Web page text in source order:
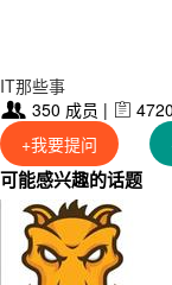
IT那些事
 350 成员 | 
+我要提问
可能感兴趣的话题